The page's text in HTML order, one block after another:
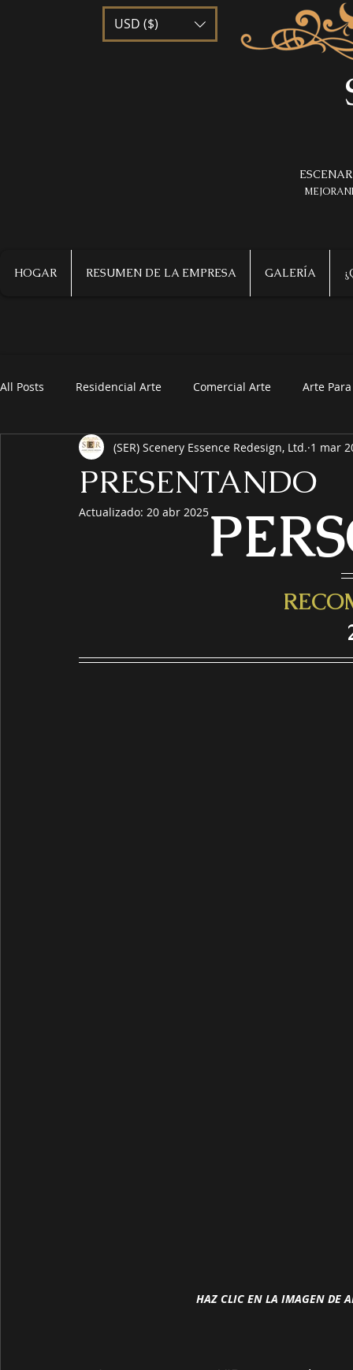
USD ($)
HOGAR RESUMEN DE LA EMPRESA GALERÍA
All Posts Residencial Arte Comercial Arte Arte
PRESENTANDO
(SER) Scenery Essence Redesign, Ltd. 1 mar
Actualizado: 20 abr 2025
HAZ CLIC EN LA IMAGEN DE